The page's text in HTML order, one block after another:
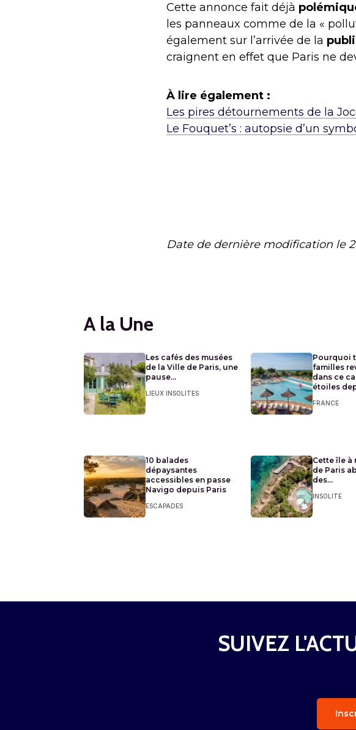
Cette annonce fait déjà
les panneaux comme de la «
également sur l’arrivée de la
craignent en effet que Paris ne
À lire également :
Les pires détournements de la
Le Fouquet’s : autopsie d’un
Date de dernière modification le
A la Une
Les cafés des musées
de la Ville de Paris, une
pause...
LIEUX INSOLITES
Pourquoi
familles
dans ce
étoiles
FRANCE
10 balades
dépaysantes
accessibles en passe
Navigo depuis Paris
ESCAPADES
Cette île à
de Paris
des...
INSOLITE
SUIVEZ